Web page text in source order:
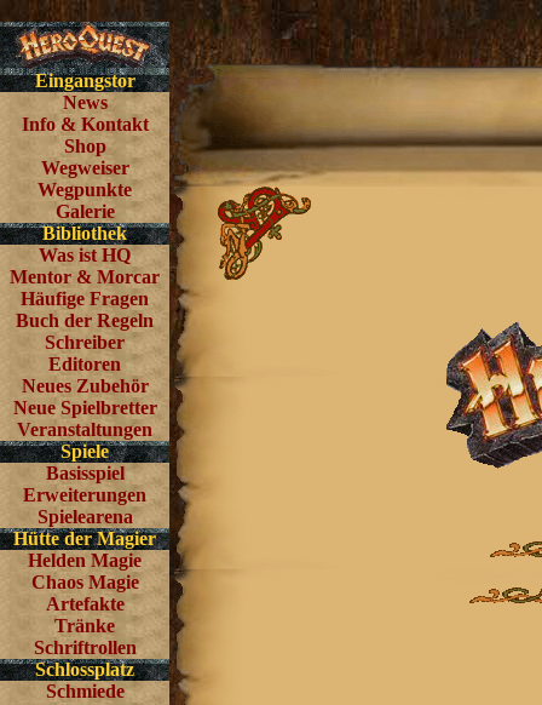
Eingangstor
News
Info & Kontakt
Shop
Wegweiser
Wegpunkte
Galerie
Bibliothek
Was ist HQ
Mentor & Morcar
Häufige Fragen
Buch der Regeln
Schreiber
Editoren
Neues Zubehör
Neue Spielbretter
Veranstaltungen
Spiele
Basisspiel
Erweiterungen
Spielearena
Hütte der Magier
Helden Magie
Chaos Magie
Artefakte
Tränke
Schriftrollen
Schlossplatz
Schmiede